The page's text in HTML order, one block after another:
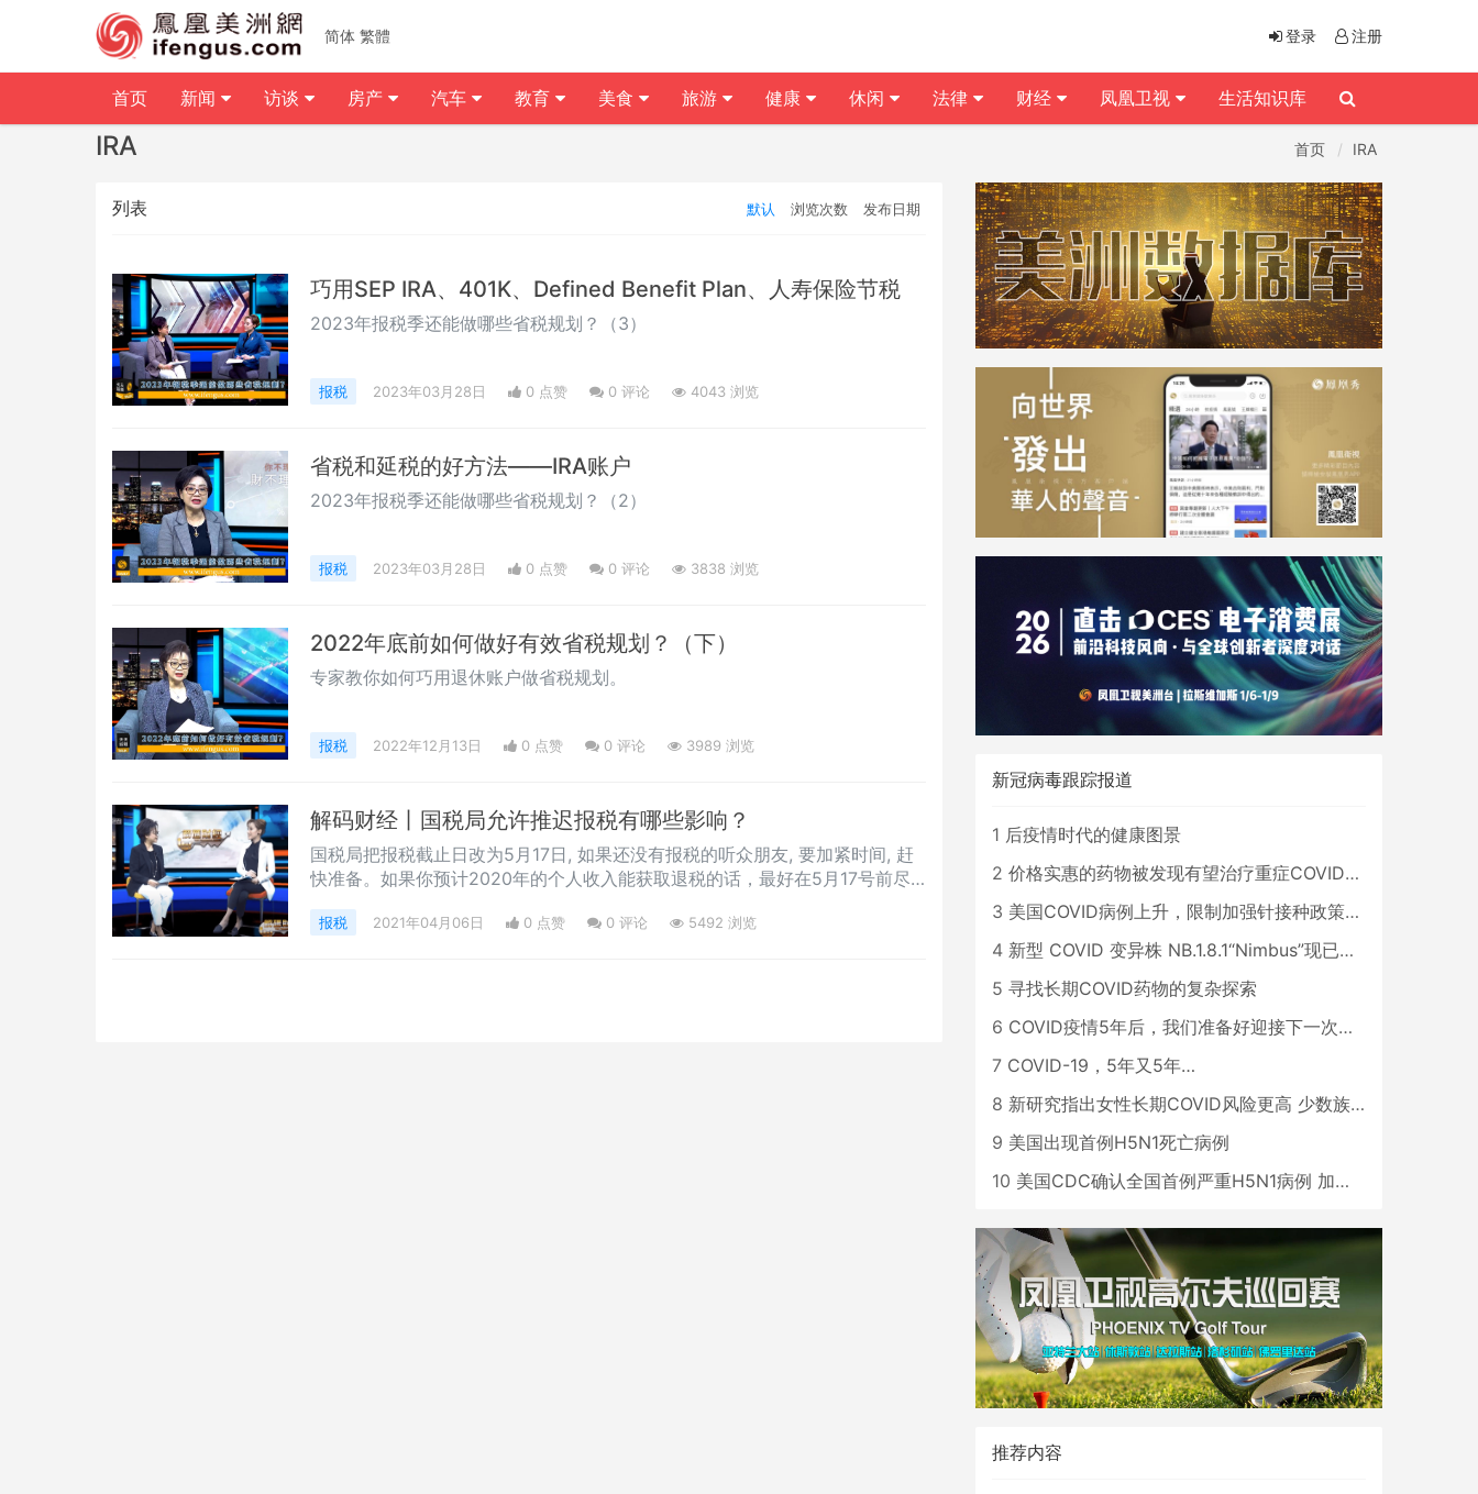
IRA 首页 IRA
列表 默认 浏览次数 发布日期
巧用SEP IRA、401K、Defined Benefit Plan、人寿保险节税
2023年报税季还能做哪些省税规划？（3）
报税 2023年03月28日 0 点赞 0 评论 4043 浏览
省税和延税的好方法——IRA账户
2023年报税季还能做哪些省税规划？（2）
报税 2023年03月28日 0 点赞 0 评论 3838 浏览
2022年底前如何做好有效省税规划？（下）
专家教你如何巧用退休账户做省税规划。
报税 2022年12月13日 0 点赞 0 评论 3989 浏览
解码财经丨国税局允许推迟报税有哪些影响？
国税局把报税截止日改为5月17日, 如果还没有报税的听众朋友, 要加紧时间, 赶
快准备。如果你预计2020年的个人收入能获取退税的话，最好在5月17号前尽
截止日期。您可以自己申报或者找专业的会计师所申报避免不必要的麻烦。
报税 2021年04月06日 0 点赞 0 评论 5492 浏览
新冠病毒跟踪报道
1 后疫情时代的健康图景
2 价格实惠的药物被发现有望治疗重症COVID患者
3 美国COVID病例上升，限制加强针接种政策即将出台
4 新型 COVID 变异株 NB.1.8.1“Nimbus”现已在美国占据主导地位
5 寻找长期COVID药物的复杂探索
6 COVID疫情5年后，我们准备好迎接下一次大流行了吗？
7 COVID-19，5年又5年…
8 新研究指出女性长期COVID风险更高 少数族裔儿童存在差异
9 美国出现首例H5N1死亡病例
10 美国CDC确认全国首例严重H5N1病例 加州进入紧急状态
推荐内容
简体 繁體 登录 注册
首页 新闻 访谈 房产 汽车 教育 美食 旅游 健康 休闲 法律 财经 凤凰卫视 生活知识库